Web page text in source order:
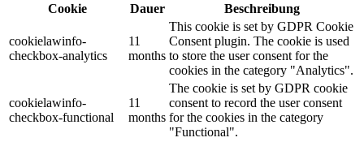
Cookie
Dauer Beschreibung
cookielawinfo-
checkbox-analytics
11
months
This cookie is set by GDPR Cookie
Consent plugin. The cookie is used
to store the user consent for the
cookies in the category "Analytics".
cookielawinfo-
checkbox-functional
11
months
The cookie is set by GDPR cookie
consent to record the user consent
for the cookies in the category
"Functional".